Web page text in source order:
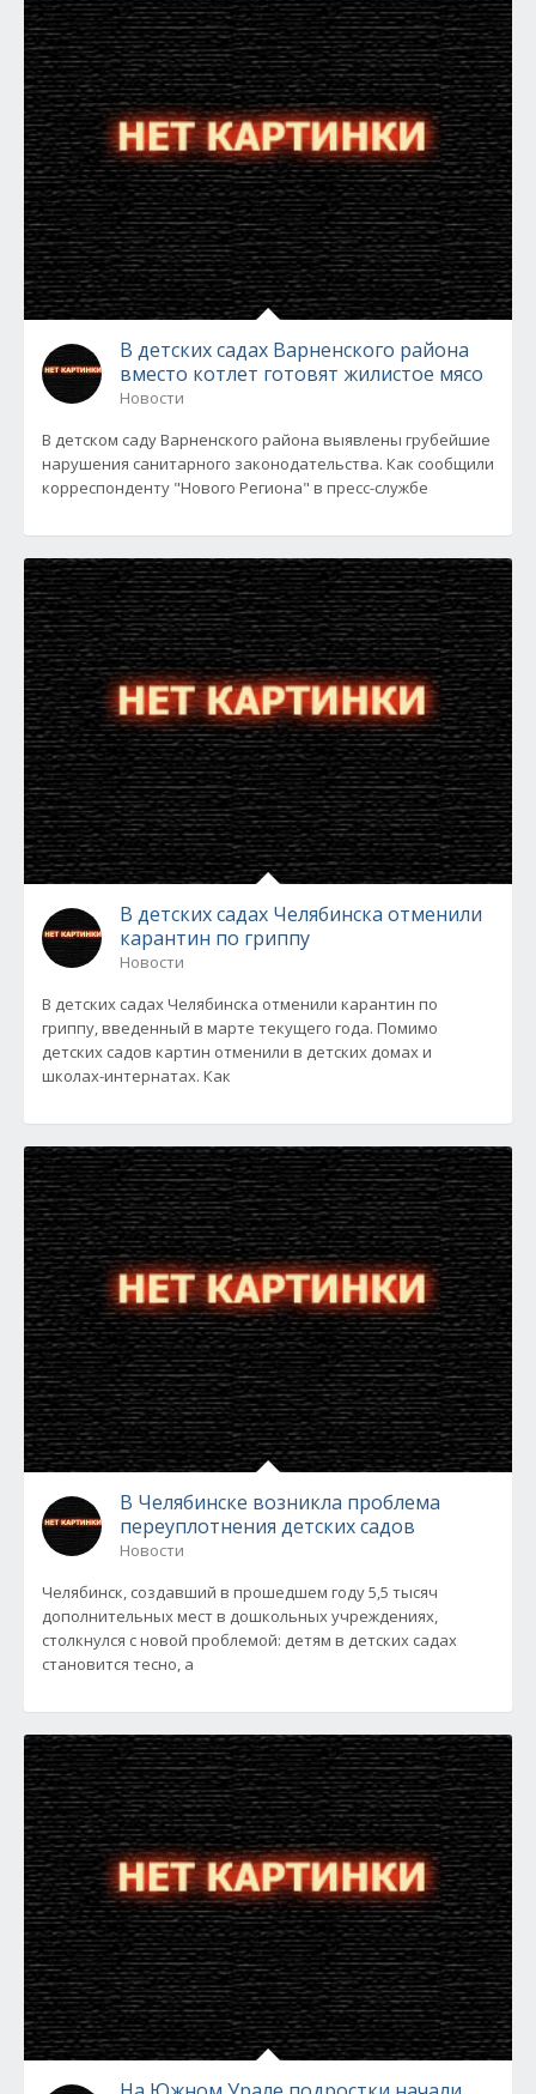
В детских садах Варненского района
вместо котлет готовят жилистое мясо
Новости
В детском саду Варненского района выявлены грубейшие
нарушения санитарного законодательства. Как сообщили
корреспонденту "Нового Региона" в пресс-службе
В детских садах Челябинска отменили
карантин по гриппу
Новости
В детских садах Челябинска отменили карантин по
гриппу, введенный в марте текущего года. Помимо
детских садов картин отменили в детских домах и
школах-интернатах. Как
В Челябинске возникла проблема
переуплотнения детских садов
Новости
Челябинск, создавший в прошедшем году 5,5 тысяч
дополнительных мест в дошкольных учреждениях,
столкнулся с новой проблемой: детям в детских садах
становится тесно, а